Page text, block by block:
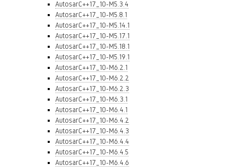
AutosarC++17_10-M5.3.4
AutosarC++17_10-M5.8.1
AutosarC++17_10-M5.14.1
AutosarC++17_10-M5.17.1
AutosarC++17_10-M5.18.1
AutosarC++17_10-M5.19.1
AutosarC++17_10-M6.2.1
AutosarC++17_10-M6.2.2
AutosarC++17_10-M6.2.3
AutosarC++17_10-M6.3.1
AutosarC++17_10-M6.4.1
AutosarC++17_10-M6.4.2
AutosarC++17_10-M6.4.3
AutosarC++17_10-M6.4.4
AutosarC++17_10-M6.4.5
AutosarC++17_10-M6.4.6